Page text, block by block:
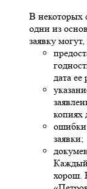
В некоторых
одни из
заявку
дата ее
копиях
ошибки
заявки;
Каждый
хорош.